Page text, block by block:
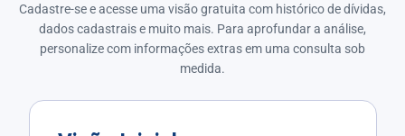
Cadastre-se e acesse uma visão gratuita com histórico de dívidas,
dados cadastrais e muito mais. Para aprofundar a análise,
personalize com informações extras em uma consulta sob
medida.